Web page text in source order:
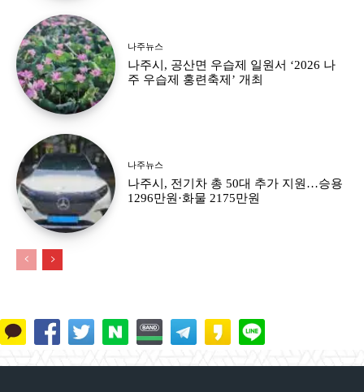
나주뉴스
나주시, 공산면 우습제 일원서 ‘2026 나
주 우습제 홍련축제’ 개최
나주뉴스
나주시, 전기차 총 50대 추가 지원…승용
1296만원·화물 2175만원